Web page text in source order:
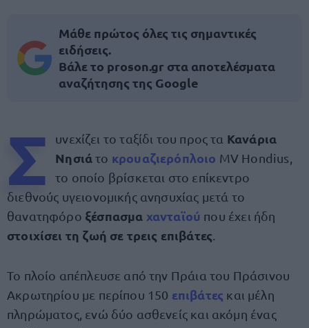
Μάθε πρώτος όλες τις σημαντικές
ειδήσεις.
Βάλε το proson.gr στα αποτελέσματα
αναζήτησης της Google
Σ υνεχίζει το ταξίδι του προς τα Κανάρια
Νησιάτο κρουαζιερόπλοιο MV Hondius,
το οποίο βρίσκεται στο επίκεντρο
διεθνούς υγειονομικής ανησυχίας μετά το
θανατηφόρο ξέσπασμα χανταϊού που έχει ήδη
στοιχίσει τη ζωή σε τρεις επιβάτες
Το πλοίο απέπλευσε από την Πράια του Πράσινου
Ακρωτηρίου με περίπου 150 επιβάτες και μέλη
πληρώματος, ενώ δύο ασθενείς και ακόμη ένας